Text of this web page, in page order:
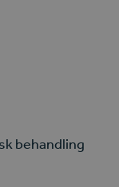
behandling